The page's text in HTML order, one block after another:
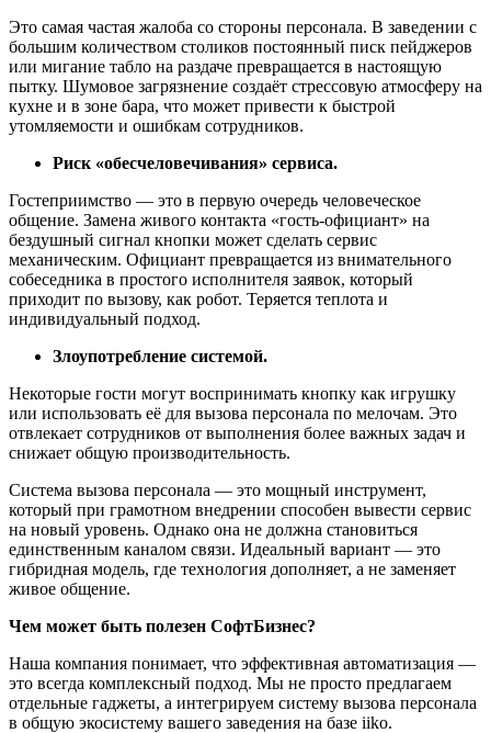
Это самая частая жалоба со стороны персонала. В заведении с
большим количеством столиков постоянный писк пейджеров
или мигание табло на раздаче превращается в настоящую
пытку. Шумовое загрязнение создаёт стрессовую атмосферу на
кухне и в зоне бара, что может привести к быстрой
утомляемости и ошибкам сотрудников.
Риск «обесчеловечивания» сервиса.
Гостеприимство — это в первую очередь человеческое
общение. Замена живого контакта «гость-официант» на
бездушный сигнал кнопки может сделать сервис
механическим. Официант превращается из внимательного
собеседника в простого исполнителя заявок, который
приходит по вызову, как робот. Теряется теплота и
индивидуальный подход.
Злоупотребление системой.
Некоторые гости могут воспринимать кнопку как игрушку
или использовать её для вызова персонала по мелочам. Это
отвлекает сотрудников от выполнения более важных задач и
снижает общую производительность.
Система вызова персонала — это мощный инструмент,
который при грамотном внедрении способен вывести сервис
на новый уровень. Однако она не должна становиться
единственным каналом связи. Идеальный вариант — это
гибридная модель, где технология дополняет, а не заменяет
живое общение.
Чем может быть полезен СофтБизнес?
Наша компания понимает, что эффективная автоматизация —
это всегда комплексный подход. Мы не просто предлагаем
отдельные гаджеты, а интегрируем систему вызова персонала
в общую экосистему вашего заведения на базе iiko.